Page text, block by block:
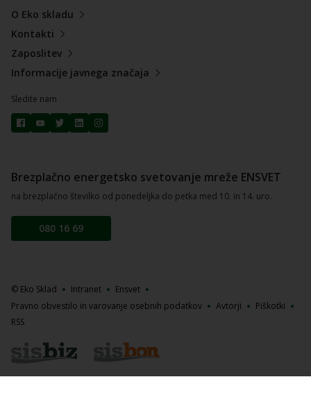
O Eko skladu
Kontakti
Zaposlitev
Informacije javnega značaja
Sledite nam
Brezplačno energetsko svetovanje mreže ENSVET
na brezplačno številko od ponedeljka do petka med 10. in 14. uro.
080 16 69
© Eko Sklad Intranet
Ensvet
Pravno obvestilo in varovanje osebnih podatkov
Avtorji
Piškotki
RSS